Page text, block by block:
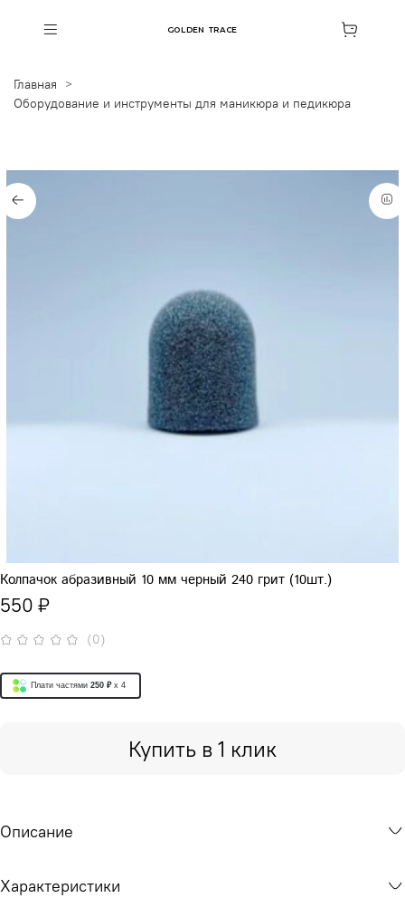
GOLDEN TRACE
Главная
Оборудование и инструменты для маникюра и педикюра
(0)
Колпачок абразивный 10 мм черный 240 грит (10шт.)
550 ₽
Плати частями 250 ₽ x 4
Купить в 1 клик
Описание
Характеристики